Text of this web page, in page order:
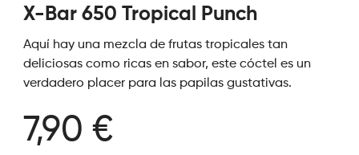
X-Bar 650 Tropical Punch
Aquí hay una mezcla de frutas tropicales tan
deliciosas como ricas en sabor, este cóctel es un
verdadero placer para las papilas gustativas.
7,90 €